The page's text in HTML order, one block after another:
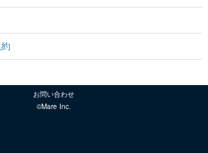
お問い合わせ
©Mare Inc.